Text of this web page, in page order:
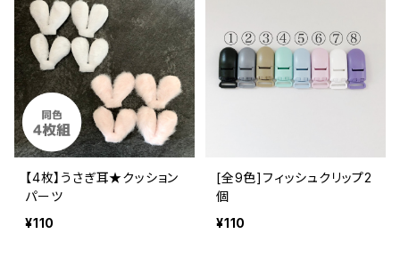
【4枚】うさぎ耳★クッション
パーツ
¥110
[全9色]フィッシュクリップ2
個
¥110